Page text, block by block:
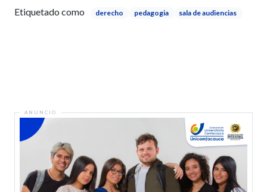
Etiquetado como derecho pedagogia sala de audiencias